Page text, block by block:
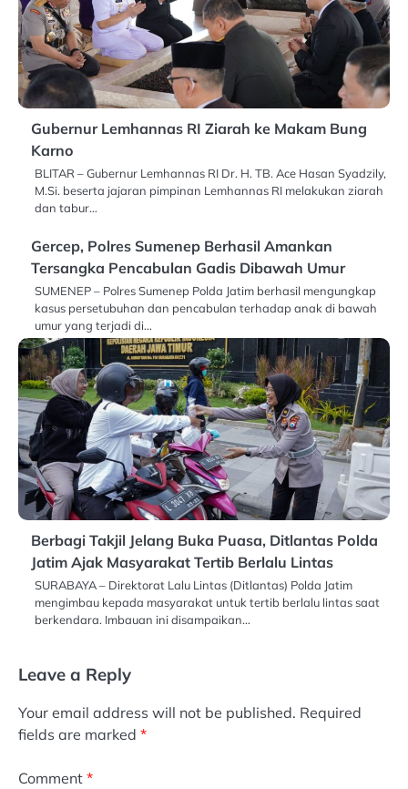
Gubernur Lemhannas RI Ziarah ke Makam Bung
Karno
BLITAR – Gubernur Lemhannas RI Dr. H. TB. Ace Hasan Syadzily,
M.Si. beserta jajaran pimpinan Lemhannas RI melakukan ziarah
dan tabur…
Gercep, Polres Sumenep Berhasil Amankan
Tersangka Pencabulan Gadis Dibawah Umur
SUMENEP – Polres Sumenep Polda Jatim berhasil mengungkap
kasus persetubuhan dan pencabulan terhadap anak di bawah
umur yang terjadi di…
Berbagi Takjil Jelang Buka Puasa, Ditlantas Polda
Jatim Ajak Masyarakat Tertib Berlalu Lintas
SURABAYA – Direktorat Lalu Lintas (Ditlantas) Polda Jatim
mengimbau kepada masyarakat untuk tertib berlalu lintas saat
berkendara. Imbauan ini disampaikan…
Leave a Reply
Your email address will not be published. Required
fields are marked *
Comment *